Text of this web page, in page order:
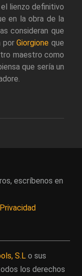
lienzo definitivo
en la obra de la
consideran que
porGiorgione que
maestro como
que sería un
escríbenos en
Privacidad
S.L o sus
los derechos